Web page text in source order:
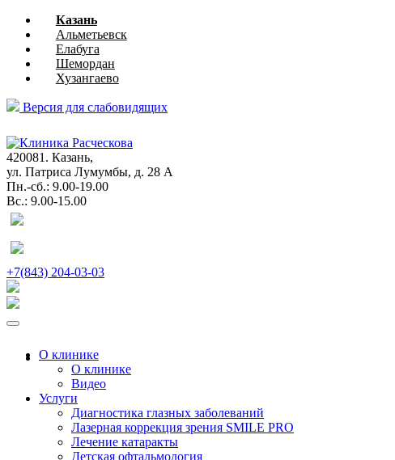
Казань
Альметьевск
Елабуга
Шемордан
Хузангаево
Версия для слабовидящих
420081. Казань,
ул. Патриса Лумумбы, д. 28 А
Пн.-сб.: 9.00-19.00
Вс.: 9.00-15.00
+7(843) 204-03-03
О клинике
О клинике
Видео
Услуги
Диагностика глазных заболеваний
Лазерная коррекция зрения SMILE PRO
Лечение катаракты
Детская офтальмология